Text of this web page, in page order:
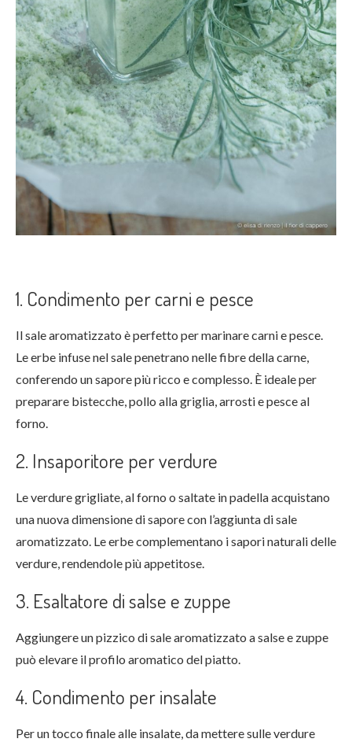
1. Condimento per carni e pesce
Il sale aromatizzato è perfetto per marinare carni e pesce.
Le erbe infuse nel sale penetrano nelle fibre della carne,
conferendo un sapore più ricco e complesso. È ideale per
preparare bistecche, pollo alla griglia, arrosti e pesce al
forno.
2. Insaporitore per verdure
Le verdure grigliate, al forno o saltate in padella acquistano
una nuova dimensione di sapore con l’aggiunta di sale
aromatizzato. Le erbe complementano i sapori naturali delle
verdure, rendendole più appetitose.
3. Esaltatore di salse e zuppe
Aggiungere un pizzico di sale aromatizzato a salse e zuppe
può elevare il profilo aromatico del piatto.
4. Condimento per insalate
Per un tocco finale alle insalate, da mettere sulle verdure